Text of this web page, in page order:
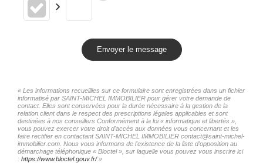
Envoyer le message
« Les informations recueillies sur ce formulaire sont enregistrées dans un fichier
informatisé par SAINT-MICHEL IMMOBILIER pour gérer votre demande de
contact. Elles sont conservées pour la durée nécessaire à la gestion de la
relation client dans le respect des prescriptions légales applicables et sont
destinées à nos conseillers Conformément à la loi « informatique et libertés »,
vous pouvez exercer votre droit d'accès aux données vous concernant et les
faire rectifier en contactant SAINT-MICHEL IMMOBILIER contact@saint-michel-
immobilier.com. Nous vous informons de l'existence de la liste d'opposition au
démarchage téléphonique « Bloctel », sur laquelle vous pouvez vous inscrire ici
: https://www.bloctel.gouv.fr/»